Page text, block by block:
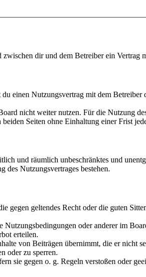
dir und dem Betreiber ein Vertrag
einen Nutzungsvertrag mit dem
nicht weiter nutzen. Für die Nutzung
Seiten ohne Einhaltung einer Frist
und räumlich unbeschränktes und
des Nutzungsvertrages bestehen.
gegen geltendes Recht oder die guten
Nutzungsbedingungen oder anderer im
erteilen.
von Beiträgen übernimmt, die er nicht
oder zu sperren.
sie gegen o. g. Regeln verstoßen oder